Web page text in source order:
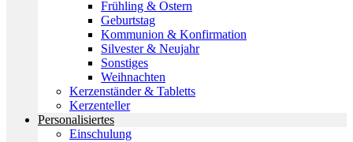
Frühling & Ostern
Geburtstag
Kommunion & Konfirmation
Silvester & Neujahr
Sonstiges
Weihnachten
Kerzenständer & Tabletts
Kerzenteller
Personalisiertes
Einschulung